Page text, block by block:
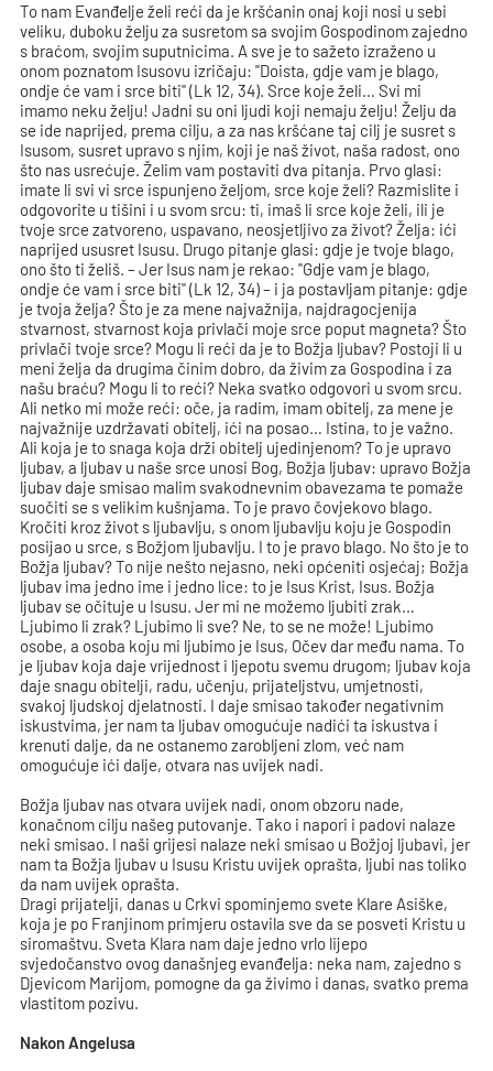
To nam Evanđelje želi reći da je kršćanin onaj koji nosi u sebi
veliku, duboku želju za susretom sa svojim Gospodinom zajedno
s braćom, svojim suputnicima. A sve je to sažeto izraženo u
onom poznatom Isusovu izričaju: "Doista, gdje vam je blago,
ondje će vam i srce biti" (Lk 12, 34). Srce koje želi… Svi mi
imamo neku želju! Jadni su oni ljudi koji nemaju želju! Želju da
se ide naprijed, prema cilju, a za nas kršćane taj cilj je susret s
Isusom, susret upravo s njim, koji je naš život, naša radost, ono
što nas usrećuje. Želim vam postaviti dva pitanja. Prvo glasi:
imate li svi vi srce ispunjeno željom, srce koje želi? Razmislite i
odgovorite u tišini i u svom srcu: ti, imaš li srce koje želi, ili je
tvoje srce zatvoreno, uspavano, neosjetljivo za život? Želja: ići
naprijed ususret Isusu. Drugo pitanje glasi: gdje je tvoje blago,
ono što ti želiš. – Jer Isus nam je rekao: "Gdje vam je blago,
ondje će vam i srce biti" (Lk 12, 34) – i ja postavljam pitanje: gdje
je tvoja želja? Što je za mene najvažnija, najdragocjenija
stvarnost, stvarnost koja privlači moje srce poput magneta? Što
privlači tvoje srce? Mogu li reći da je to Božja ljubav? Postoji li u
meni želja da drugima činim dobro, da živim za Gospodina i za
našu braću? Mogu li to reći? Neka svatko odgovori u svom srcu.
Ali netko mi može reći: oče, ja radim, imam obitelj, za mene je
najvažnije uzdržavati obitelj, ići na posao… Istina, to je važno.
Ali koja je to snaga koja drži obitelj ujedinjenom? To je upravo
ljubav, a ljubav u naše srce unosi Bog, Božja ljubav: upravo Božja
ljubav daje smisao malim svakodnevnim obavezama te pomaže
suočiti se s velikim kušnjama. To je pravo čovjekovo blago.
Kročiti kroz život s ljubavlju, s onom ljubavlju koju je Gospodin
posijao u srce, s Božjom ljubavlju. I to je pravo blago. No što je to
Božja ljubav? To nije nešto nejasno, neki općeniti osjećaj; Božja
ljubav ima jedno ime i jedno lice: to je Isus Krist, Isus. Božja
ljubav se očituje u Isusu. Jer mi ne možemo ljubiti zrak…
Ljubimo li zrak? Ljubimo li sve? Ne, to se ne može! Ljubimo
osobe, a osoba koju mi ljubimo je Isus, Očev dar među nama. To
je ljubav koja daje vrijednost i ljepotu svemu drugom; ljubav koja
daje snagu obitelji, radu, učenju, prijateljstvu, umjetnosti,
svakoj ljudskoj djelatnosti. I daje smisao također negativnim
iskustvima, jer nam ta ljubav omogućuje nadići ta iskustva i
krenuti dalje, da ne ostanemo zarobljeni zlom, već nam
omogućuje ići dalje, otvara nas uvijek nadi.
Božja ljubav nas otvara uvijek nadi, onom obzoru nade,
konačnom cilju našeg putovanje. Tako i napori i padovi nalaze
neki smisao. I naši grijesi nalaze neki smisao u Božjoj ljubavi, jer
nam ta Božja ljubav u Isusu Kristu uvijek oprašta, ljubi nas toliko
da nam uvijek oprašta.
Dragi prijatelji, danas u Crkvi spominjemo svete Klare Asiške,
koja je po Franjinom primjeru ostavila sve da se posveti Kristu u
siromaštvu. Sveta Klara nam daje jedno vrlo lijepo
svjedočanstvo ovog današnjeg evanđelja: neka nam, zajedno s
Djevicom Marijom, pomogne da ga živimo i danas, svatko prema
vlastitom pozivu.
Nakon Angelusa